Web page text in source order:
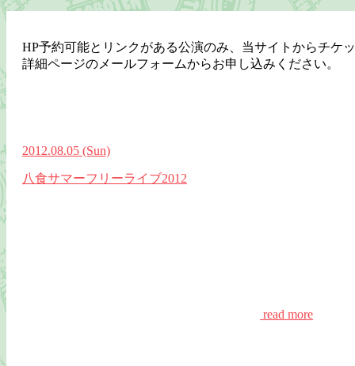
HP予約可能とリンクがある公演のみ、当サイトからチケ
詳細ページのメールフォームからお申し込みください。
2012.08.05 (Sun)
八食サマーフリーライブ2012
read more